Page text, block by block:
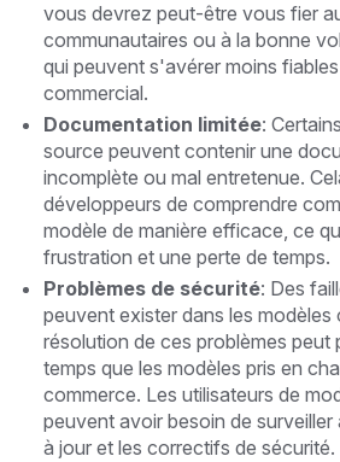
vous devrez peut-être vous fier
communautaires ou à la bonne
qui peuvent s'avérer moins
commercial.
Documentation limitée:
source peuvent contenir une
incomplète ou mal entretenue.
développeurs de comprendre
modèle de manière efficace, ce
frustration et une perte de temps.
Problèmes de sécurité: Des
peuvent exister dans les modèles
résolution de ces problèmes peut
temps que les modèles pris en
commerce. Les utilisateurs de
peuvent avoir besoin de surveiller
à jour et les correctifs de sécurité.